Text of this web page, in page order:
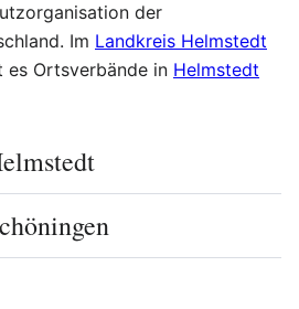
der
Im Landkreis Helmstedt
es Ortsverbände in Helmstedt